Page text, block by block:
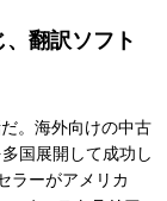
翻訳ソフト
。海外向けの中古
国展開して成功し
ラーがアメリカ